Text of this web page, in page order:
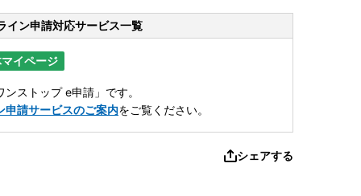
イン申請対応サービス一覧
イページ
ストップ e申請」です。
申請サービスのご案内をご覧ください。
シェアする